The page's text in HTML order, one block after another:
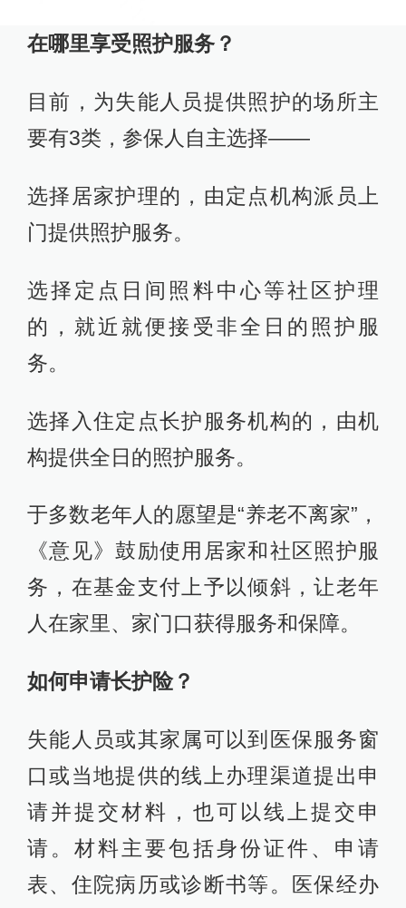
在哪里享受照护服务？
目前，为失能人员提供照护的场所主
要有3类，参保人自主选择——
选择居家护理的，由定点机构派员上
门提供照护服务。
选择定点日间照料中心等社区护理
的，就近就便接受非全日的照护服
务。
选择入住定点长护服务机构的，由机
构提供全日的照护服务。
于多数老年人的愿望是“养老不离家”，
《意见》鼓励使用居家和社区照护服
务，在基金支付上予以倾斜，让老年
人在家里、家门口获得服务和保障。
如何申请长护险？
失能人员或其家属可以到医保服务窗
口或当地提供的线上办理渠道提出申
请并提交材料，也可以线上提交申
请。材料主要包括身份证件、申请
表、住院病历或诊断书等。医保经办